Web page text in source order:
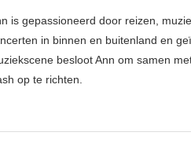
is gepassioneerd door reizen,
in binnen en buitenland en
besloot Ann om samen
op te richten.